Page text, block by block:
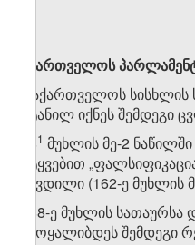
საქართველოს
I. საქართველოს
შეტანილ იქნეს შემდეგი
​1 მუხლის მე-2 ნაწილში
სიტყვებით
სიკვდილი (162-ე მუხლის
2. 88-ე მუხლის
ჩამოყალიბდეს შემდეგი